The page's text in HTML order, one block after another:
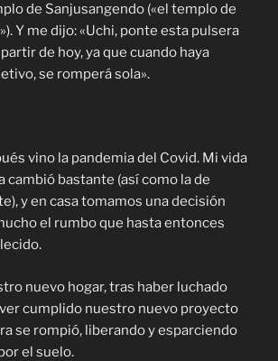
de Sanjusangendo («el templo de
Y me dijo: «Uchi, ponte esta pulsera
de hoy, ya que cuando haya
se romperá sola».
vino la pandemia del Covid. Mi vida
cambió bastante (así como la de
y en casa tomamos una decisión
el rumbo que hasta entonces
nuevo hogar, tras haber luchado
cumplido nuestro nuevo proyecto
se rompió, liberando y esparciendo
el suelo.